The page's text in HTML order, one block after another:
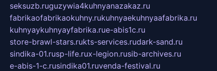
seksuzb.ruguzywia4kuhnyanazakaz.ru
fabrikaofabrikaokuhny.rukuhnyaekuhnyaafabrika.ru
kuhnyaykuhnyayfabrika.rue-abis1c.ru
store-brawl-stars.rukts-services.rudark-sand.ru
sindika-01.rusp-life.rux-legion.rusib-archives.ru
e-abis-1-c.rusindika01.ruvenda-festival.ru